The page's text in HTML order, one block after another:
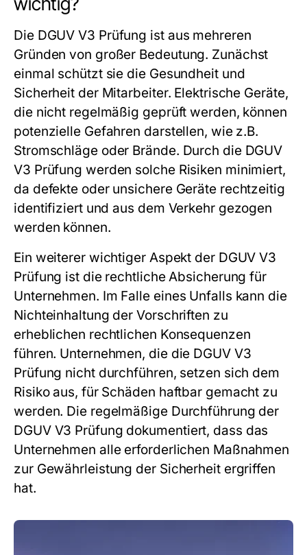
Die DGUV V3 Prüfung ist aus mehreren
Gründen von großer Bedeutung. Zunächst
einmal schützt sie die Gesundheit und
Sicherheit der Mitarbeiter. Elektrische Geräte,
die nicht regelmäßig geprüft werden, können
potenzielle Gefahren darstellen, wie z.B.
Stromschläge oder Brände. Durch die DGUV
V3 Prüfung werden solche Risiken minimiert,
da defekte oder unsichere Geräte rechtzeitig
identifiziert und aus dem Verkehr gezogen
werden können.
Ein weiterer wichtiger Aspekt der DGUV V3
Prüfung ist die rechtliche Absicherung für
Unternehmen. Im Falle eines Unfalls kann die
Nichteinhaltung der Vorschriften zu
erheblichen rechtlichen Konsequenzen
führen. Unternehmen, die die DGUV V3
Prüfung nicht durchführen, setzen sich dem
Risiko aus, für Schäden haftbar gemacht zu
werden. Die regelmäßige Durchführung der
DGUV V3 Prüfung dokumentiert, dass das
Unternehmen alle erforderlichen Maßnahmen
zur Gewährleistung der Sicherheit ergriffen
hat.